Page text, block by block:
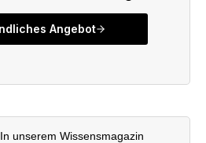
In unserem Wissensmagazin